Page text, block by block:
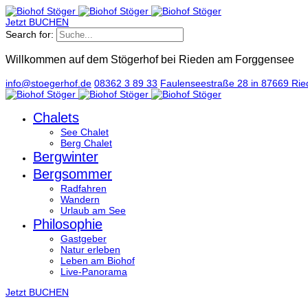
Jetzt BUCHEN
Search for:
Willkommen auf dem Stögerhof bei Rieden am Forggensee
info@stoegerhof.de 08362 3 89 33 Faulenseestraße 28 in 87669
Chalets
See Chalet
Berg Chalet
Bergwinter
Bergsommer
Radfahren
Wandern
Urlaub am See
Philosophie
Gastgeber
Natur erleben
Leben am Biohof
Live-Panorama
Jetzt BUCHEN